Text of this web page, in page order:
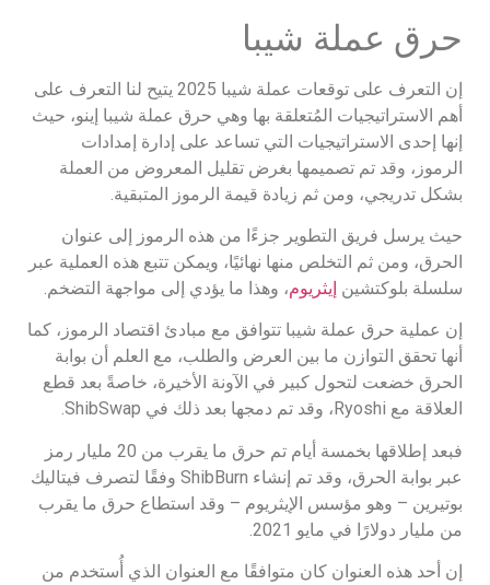
حرق عملة شيبا
إن التعرف على توقعات عملة شيبا 2025 يتيح لنا التعرف على
أهم الاستراتيجيات المُتعلقة بها وهي حرق عملة شيبا إينو، حيث
إنها إحدى الاستراتيجيات التي تساعد على إدارة إمدادات
الرموز، وقد تم تصميمها بغرض تقليل المعروض من العملة
بشكل تدريجي، ومن ثم زيادة قيمة الرموز المتبقية.
حيث يرسل فريق التطوير جزءًا من هذه الرموز إلى عنوان
الحرق، ومن ثم التخلص منها نهائيًا، ويمكن تتبع هذه العملية عبر
سلسلة بلوكتشين إيثريوم، وهذا ما يؤدي إلى مواجهة التضخم.
إن عملية حرق عملة شيبا تتوافق مع مبادئ اقتصاد الرموز، كما
أنها تحقق التوازن ما بين العرض والطلب، مع العلم أن بوابة
الحرق خضعت لتحول كبير في الآونة الأخيرة، خاصةً بعد قطع
العلاقة مع Ryoshi، وقد تم دمجها بعد ذلك في ShibSwap.
فبعد إطلاقها بخمسة أيام تم حرق ما يقرب من 20 مليار رمز
عبر بوابة الحرق، وقد تم إنشاء ShibBurn وفقًا لتصرف فيتاليك
بوتيرين – وهو مؤسس الإيثريوم – وقد استطاع حرق ما يقرب
من مليار دولارًا في مايو 2021.
إن أحد هذه العنوان كان متوافقًا مع العنوان الذي أُستخدم من